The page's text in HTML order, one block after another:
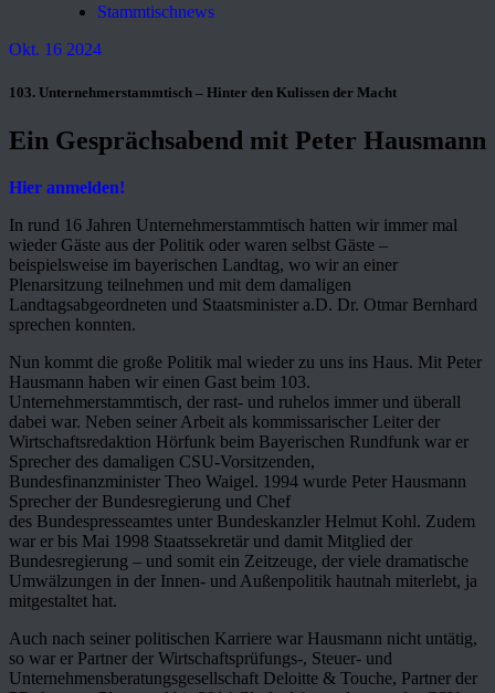
Stammtischnews
Okt. 16 2024
103. Unternehmerstammtisch – Hinter den Kulissen der Macht
Ein Gesprächsabend mit Peter Hausmann
Hier anmelden!
In rund 16 Jahren Unternehmerstammtisch hatten wir immer mal
wieder Gäste aus der Politik oder waren selbst Gäste –
beispielsweise im bayerischen Landtag, wo wir an einer
Plenarsitzung teilnehmen und mit dem damaligen
Landtagsabgeordneten und Staatsminister a.D. Dr. Otmar Bernhard
sprechen konnten.
Nun kommt die große Politik mal wieder zu uns ins Haus. Mit Peter
Hausmann haben wir einen Gast beim 103.
Unternehmerstammtisch, der rast- und ruhelos immer und überall
dabei war. Neben seiner Arbeit als kommissarischer Leiter der
Wirtschaftsredaktion Hörfunk beim Bayerischen Rundfunk war er
Sprecher des damaligen CSU-Vorsitzenden,
Bundesfinanzminister Theo Waigel. 1994 wurde Peter Hausmann
Sprecher der Bundesregierung und Chef
des Bundespresseamtes unter Bundeskanzler Helmut Kohl. Zudem
war er bis Mai 1998 Staatssekretär und damit Mitglied der
Bundesregierung – und somit ein Zeitzeuge, der viele dramatische
Umwälzungen in der Innen- und Außenpolitik hautnah miterlebt, ja
mitgestaltet hat.
Auch nach seiner politischen Karriere war Hausmann nicht untätig,
so war er Partner der Wirtschaftsprüfungs-, Steuer- und
Unternehmensberatungsgesellschaft Deloitte & Touche, Partner der